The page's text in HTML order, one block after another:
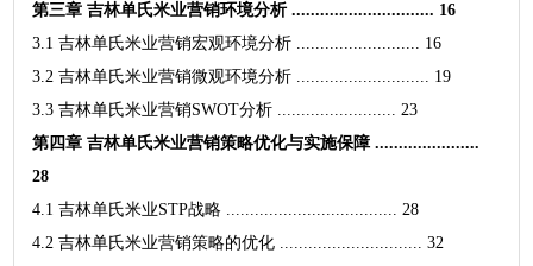
第三章 吉林单氏米业营销环境分析 .............................. 16
3.1 吉林单氏米业营销宏观环境分析 .......................... 16
3.2 吉林单氏米业营销微观环境分析 ............................ 19
3.3 吉林单氏米业营销SWOT分析 ......................... 23
第四章 吉林单氏米业营销策略优化与实施保障 ......................
28
4.1 吉林单氏米业STP战略 .................................... 28
4.2 吉林单氏米业营销策略的优化 .............................. 32